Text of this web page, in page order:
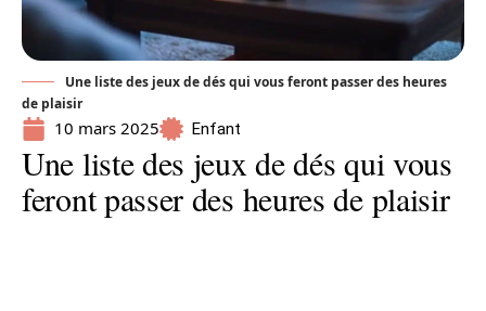
Une liste des jeux de dés qui vous feront passer des heures
de plaisir
10 mars 2025 Enfant
Une liste des jeux de dés qui vous
feront passer des heures de plaisir